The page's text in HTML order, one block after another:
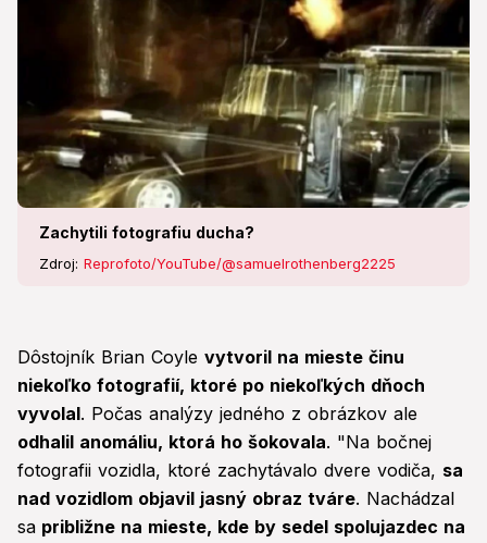
Zachytili fotografiu ducha?
Zdroj: Reprofoto/YouTube/@samuelrothenberg2225
Dôstojník Brian Coyle vytvoril na mieste činu
niekoľko fotografií, ktoré po niekoľkých dňoch
vyvolal. Počas analýzy jedného z obrázkov ale
odhalil anomáliu, ktorá ho šokovala. "Na bočnej
fotografii vozidla, ktoré zachytávalo dvere vodiča, sa
nad vozidlom objavil jasný obraz tváre. Nachádzal
sa približne na mieste, kde by sedel spolujazdec na